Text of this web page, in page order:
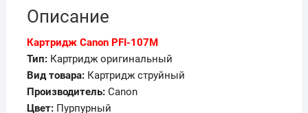
Описание
Картридж Canon PFI-107M
Тип: Картридж оригинальный
Вид товара: Картридж струйный
Производитель: Canon
Цвет: Пурпурный